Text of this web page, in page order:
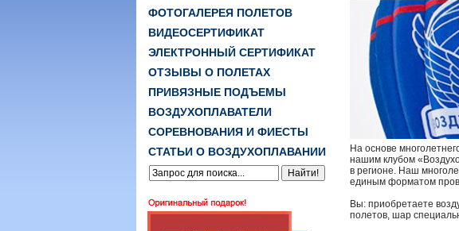
ФОТОГАЛЕРЕЯ ПОЛЕТОВ
ВИДЕОСЕРТИФИКАТ
ЭЛЕКТРОННЫЙ СЕРТИФИКАТ
ОТЗЫВЫ О ПОЛЕТАХ
ПРИВЯЗНЫЕ ПОДЪЕМЫ
ВОЗДУХОПЛАВАТЕЛИ
СОРЕВНОВАНИЯ И ФИЕСТЫ
СТАТЬИ О ВОЗДУХОПЛАВАНИИ
На основе
нашим клубом
в регионе. Наш
единым форматом
Вы: приобретаете
полетов, шар